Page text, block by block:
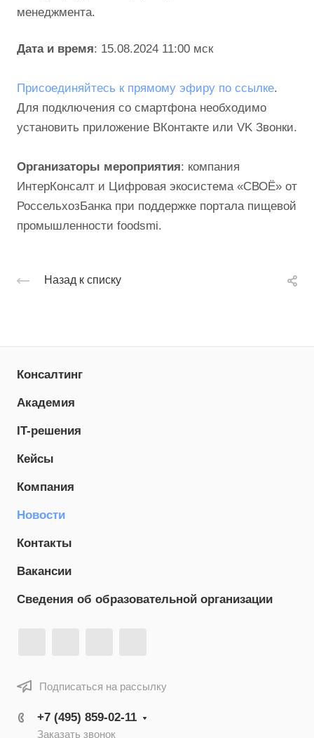
менеджмента.
Дата и время: 15.08.2024 11:00 мск
Присоединяйтесь к прямому эфиру по ссылке.
Для подключения со смартфона необходимо
установить приложение ВКонтакте или VK Звонки.
Организаторы мероприятия: компания
ИнтерКонсалт и Цифровая экосистема «СВОЁ» от
РоссельхозБанка при поддержке портала пищевой
промышленности foodsmi.
Назад к списку
Консалтинг
Академия
IT-решения
Кейсы
Компания
Новости
Контакты
Вакансии
Сведения об образовательной организации
Подписаться на рассылку
+7 (495) 859-02-11
Заказать звонок